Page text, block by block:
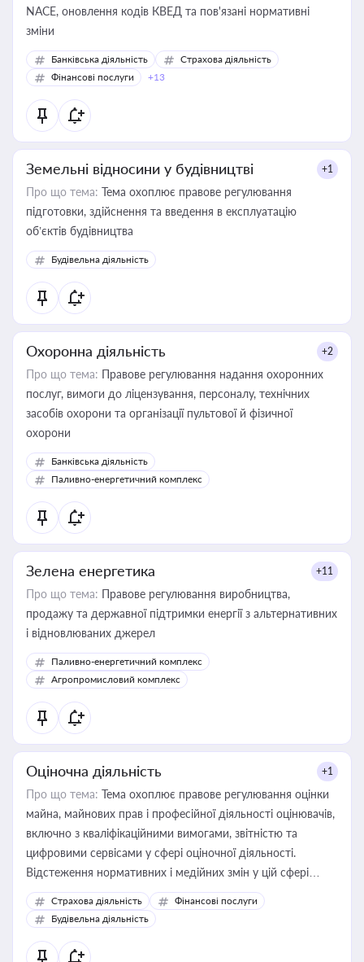
NACE, оновлення кодів КВЕД та пов'язані нормативні
зміни
Банківська діяльність
Страхова діяльність
Фінансові послуги
+13
Земельні відносини у будівництві +1
Про що тема: Тема охоплює правове регулювання
підготовки, здійснення та введення в експлуатацію
об’єктів будівництва
Будівельна діяльність
Охоронна діяльність +2
Про що тема: Правове регулювання надання охоронних
послуг, вимоги до ліцензування, персоналу, технічних
засобів охорони та організації пультової й фізичної
охорони
Банківська діяльність
Паливно-енергетичний комплекс
Зелена енергетика +11
Про що тема: Правове регулювання виробництва,
продажу та державної підтримки енергії з альтернативних
і відновлюваних джерел
Паливно-енергетичний комплекс
Агропромисловий комплекс
Оціночна діяльність +1
Про що тема: Тема охоплює правове регулювання оцінки
майна, майнових прав і професійної діяльності оцінювачів,
включно з кваліфікаційними вимогами, звітністю та
цифровими сервісами у сфері оціночної діяльності.
Відстеження нормативних і медійних змін у цій сфері
корисне для власника бізнесу, керівника, юриста або
бухгалтера під час оподаткування, приватизації, оренди
державного майна, корпоративних угод і перевірки
статусу суб'єктів оціночної діяльності
Страхова діяльність
Фінансові послуги
Будівельна діяльність